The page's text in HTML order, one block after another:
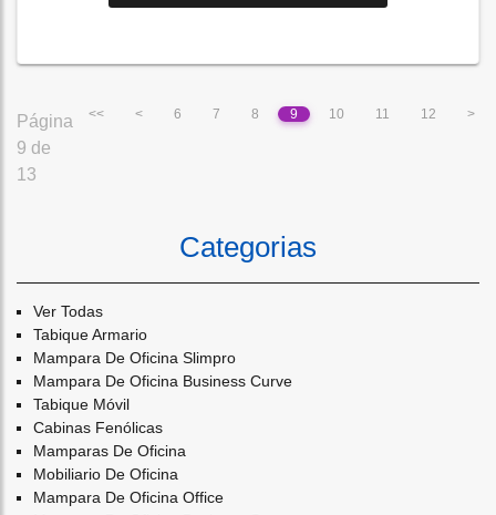
Página
9 de
13
<< < 6 7 8 9 10 11 12 >
Categorias
Ver Todas
Tabique Armario
Mampara De Oficina Slimpro
Mampara De Oficina Business Curve
Tabique Móvil
Cabinas Fenólicas
Mamparas De Oficina
Mobiliario De Oficina
Mampara De Oficina Office